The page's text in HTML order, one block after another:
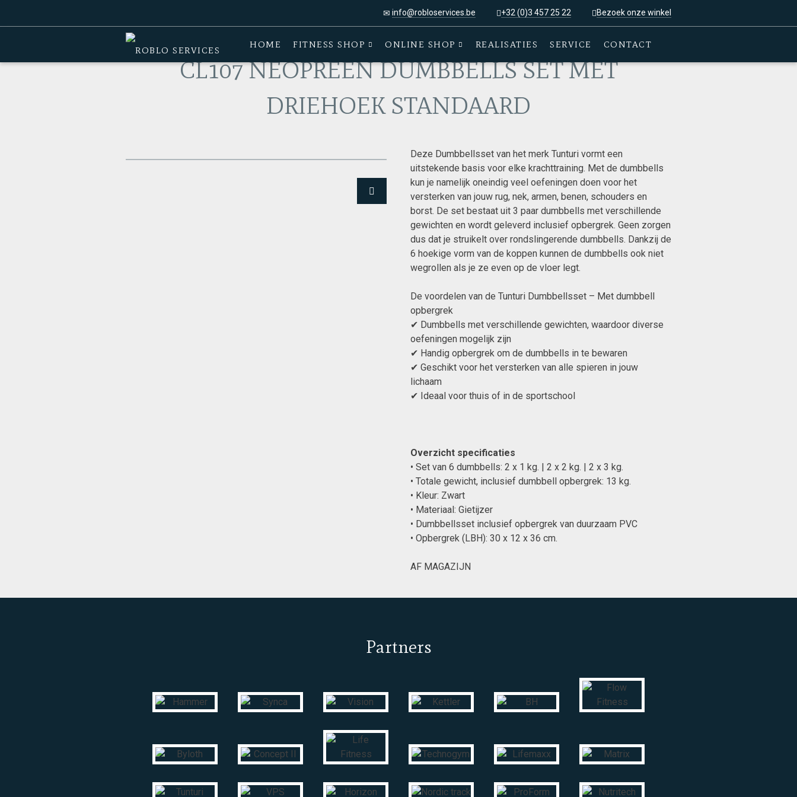
info@robloservices.be +32 (0)3 457 25 22 Bezoek onze winkel
HOME FITNESS SHOP ONLINE SHOP REALISATIES SERVICE CONTACT
CL107 NEOPREEN DUMBBELLS SET MET DRIEHOEK STANDAARD
CL107 NEOPREEN DUMBBELLS SET MET
DRIEHOEK STANDAARD
Deze Dumbbellsset van het merk Tunturi vormt een
uitstekende basis voor elke krachttraining. Met de dumbbells
kun je namelijk oneindig veel oefeningen doen voor het
versterken van jouw rug, nek, armen, benen, schouders en
borst. De set bestaat uit 3 paar dumbbells met verschillende
gewichten en wordt geleverd inclusief opbergrek. Geen zorgen
dus dat je struikelt over rondslingerende dumbbells. Dankzij de
6 hoekige vorm van de koppen kunnen de dumbbells ook niet
wegrollen als je ze even op de vloer legt.
De voordelen van de Tunturi Dumbbellsset – Met dumbbell
opbergrek
✔ Dumbbells met verschillende gewichten, waardoor diverse
oefeningen mogelijk zijn
✔ Handig opbergrek om de dumbbells in te bewaren
✔ Geschikt voor het versterken van alle spieren in jouw
lichaam
✔ Ideaal voor thuis of in de sportschool
Overzicht specificaties
• Set van 6 dumbbells: 2 x 1 kg. | 2 x 2 kg. | 2 x 3 kg.
• Totale gewicht, inclusief dumbbell opbergrek: 13 kg.
• Kleur: Zwart
• Materiaal: Gietijzer
• Dumbbellsset inclusief opbergrek van duurzaam PVC
• Opbergrek (LBH): 30 x 12 x 36 cm.
AF MAGAZIJN
Partners